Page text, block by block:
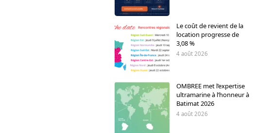
Le coût de revient de la
location progresse de
3,08 %
4 août 2026
OMBREE met l’expertise
ultramarine à l’honneur à
Batimat 2026
4 août 2026